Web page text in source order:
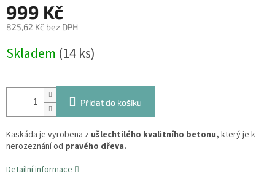
999 Kč
825,62 Kč bez DPH
cena:
Skladem (14 ks)
Přidat do košíku
Kaskáda je vyrobena z ušlechtilého kvalitního betonu, který je k
nerozeznání od pravého dřeva.
Detailní informace